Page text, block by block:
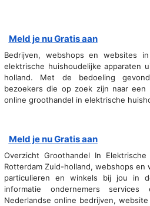
Meld je nu Gratis aan
Bedrijven, webshops en websites
elektrische huishoudelijke apparaten
holland. Met de bedoeling
bezoekers die op zoek zijn naar een
online groothandel in elektrische
Meld je nu Gratis aan
Overzicht Groothandel In
Rotterdam Zuid-holland, webshops en
particulieren en winkels bij jou in
informatie ondernemers
Nederlandse online bedrijven,